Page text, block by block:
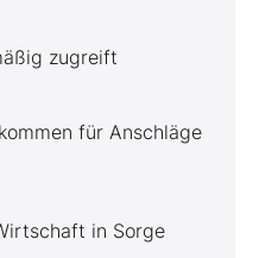
zugreift
für Anschläge
in Sorge